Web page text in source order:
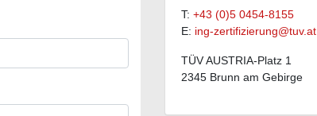
T: +43 (0)5 0454-8155
E: ing-zertifizierung@tuv.at
TÜV AUSTRIA-Platz 1
2345 Brunn am Gebirge